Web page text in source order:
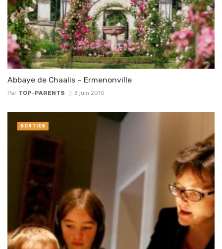
Abbaye de Chaalis – Ermenonville
Par TOP-PARENTS 3 juin 2010
SORTIES